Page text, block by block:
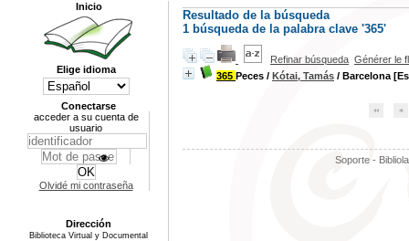
Resultado de la búsqueda
1 búsqueda de la palabra clave '365'
Refinar búsqueda Générer le
365 Peces / Kótai, Tamás / Barcelona
Soporte -
Inicio
Elige idioma
Conectarse
acceder a su cuenta de
usuario
Olvidé mi contraseña
Dirección
Biblioteca Virtual y Documental